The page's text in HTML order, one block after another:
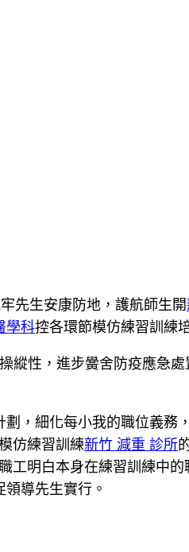
先生安康防地，護航師生開
學科控各環節模仿練習訓練
縱性，進步黌舍防疫應急
劃，細化每小我的職位義務
仿練習訓練新竹 減重 診所
明白本身在練習訓練中
導先生實行。